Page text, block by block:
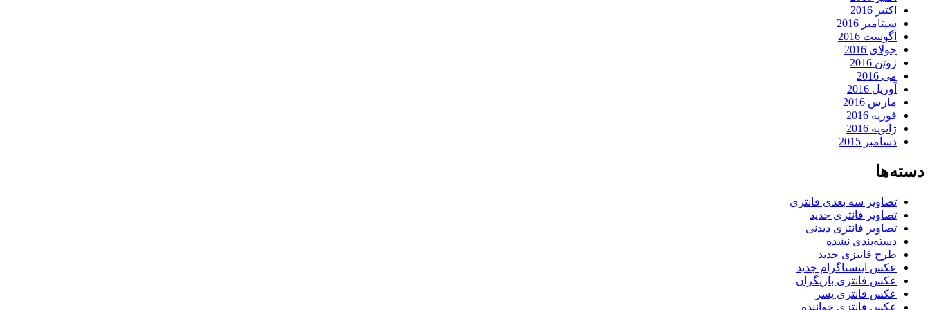
اکتبر 2016
سپتامبر 2016
آگوست 2016
جولای 2016
ژوئن 2016
می 2016
آوریل 2016
مارس 2016
فوریه 2016
ژانویه 2016
دسامبر 2015
دسته‌ها
تصاویر سه بعدی فانتزی
تصاویر فانتزی جدید
تصاویر فانتزی دیدنی
دسته‌بندی نشده
طرح فانتزی جدید
عکس اینستاگرام جدید
عکس فانتزی بازیگران
عکس فانتزی پسر
عکس فانتزی خواننده